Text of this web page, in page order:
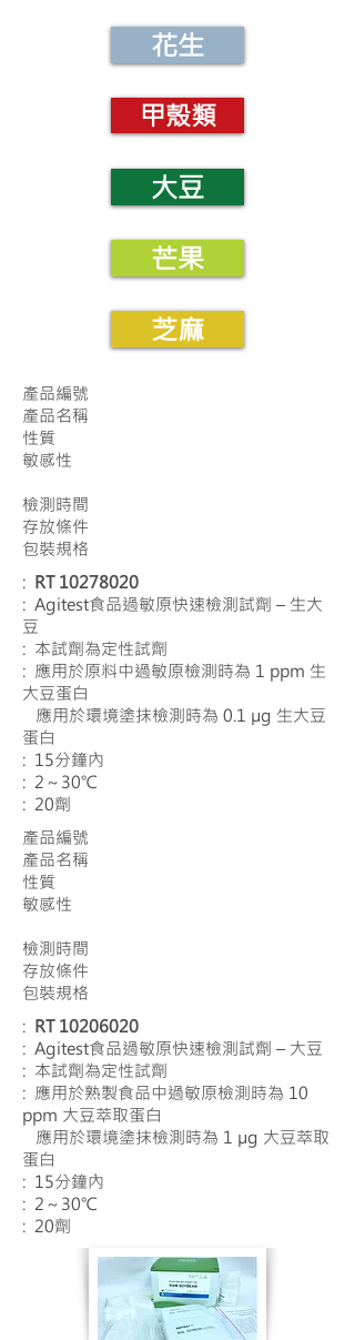
花生
甲殼類
大豆
芒果
芝麻
產品編號
產品名稱
性質
敏感性
檢測時間
存放條件
包裝規格
: RT 10278020
: Agitest食品過敏原快速檢測試劑 – 生大
豆
: 本試劑為定性試劑
: 應用於原料中過敏原檢測時為 1 ppm 生
大豆蛋白
應用於環境塗抹檢測時為 0.1 µg 生大豆
蛋白
: 15分鐘內
: 2～30℃
: 20劑
產品編號
產品名稱
性質
敏感性
檢測時間
存放條件
包裝規格
: RT 10206020
: Agitest食品過敏原快速檢測試劑 – 大豆
: 本試劑為定性試劑
: 應用於熟製食品中過敏原檢測時為 10
ppm 大豆萃取蛋白
應用於環境塗抹檢測時為 1 µg 大豆萃取
蛋白
: 15分鐘內
: 2～30℃
: 20劑